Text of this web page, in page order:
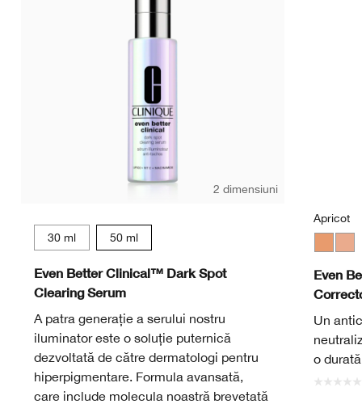
2 dimensiuni
30 ml 50 ml
Even Better Clinical™ Dark Spot
Clearing Serum
A patra generație a serului nostru
iluminator este o soluție puternică
dezvoltată de către dermatologi pentru
hiperpigmentare. Formula avansată,
care include molecula noastră brevetată
Apricot
Even
Un
o